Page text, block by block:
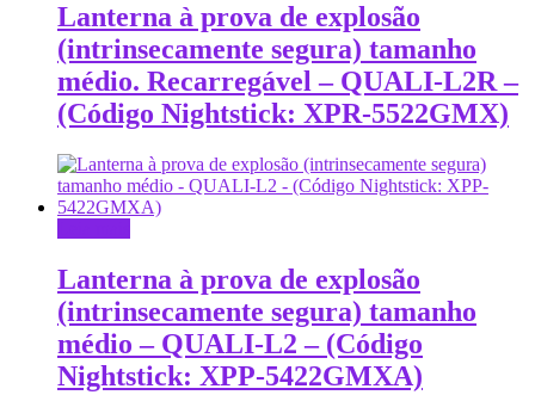
Lanterna à prova de explosão
(intrinsecamente segura) tamanho
médio. Recarregável – QUALI-L2R –
(Código Nightstick: XPR-5522GMX)
Lanterna à prova de explosão
(intrinsecamente segura) tamanho
médio – QUALI-L2 – (Código
Nightstick: XPP-5422GMXA)